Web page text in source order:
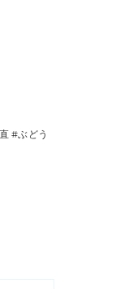
#ぶどう